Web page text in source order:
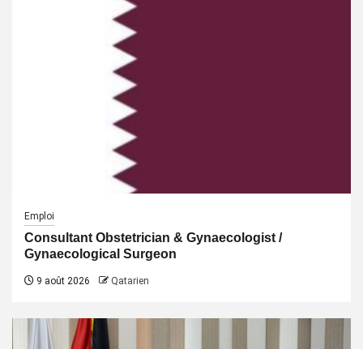
Emploi
Consultant Obstetrician & Gynaecologist /
Gynaecological Surgeon
9 août 2026 Qatarien